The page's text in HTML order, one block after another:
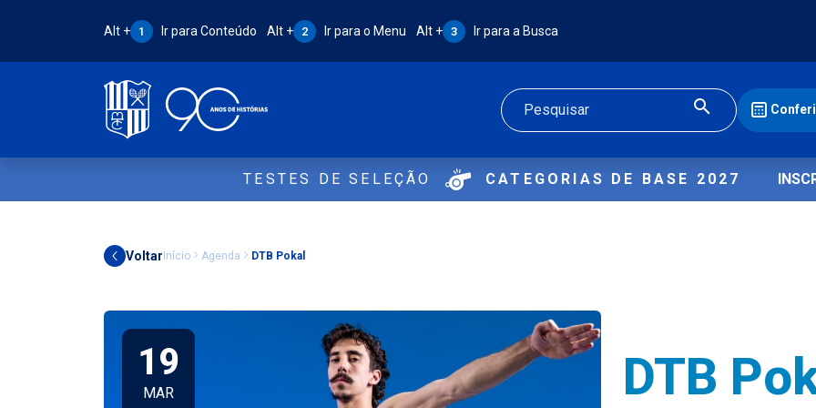
Atalho Alt + 1:
Alt + 1 Ir para Conteúdo Atalho Alt + 2:
Alt + 2 Ir para o Menu Atalho Alt + 3:
Alt + 3 Ir para a Busca
Buscar
TESTES DE SELEÇÃO CATEGORIAS DE BASE 2027
Voltar Início Agenda DTB Pokal
19
MAR
DTB